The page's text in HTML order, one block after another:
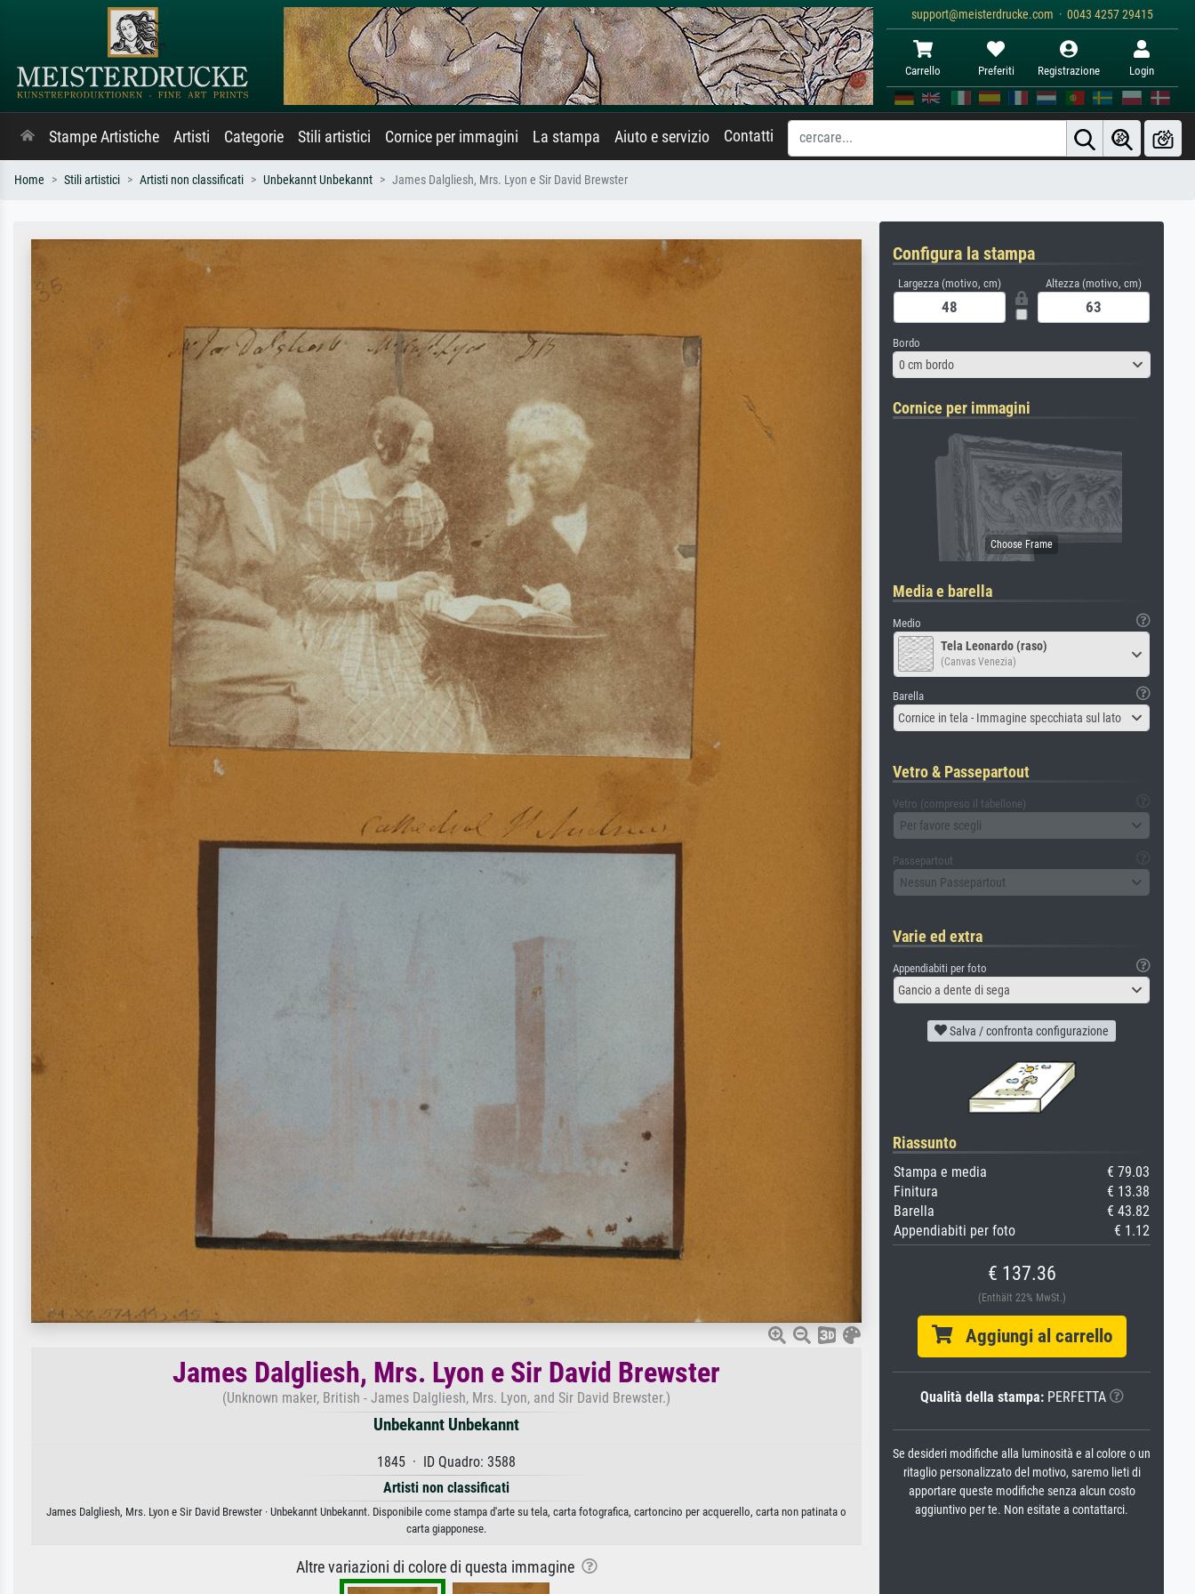
support@meisterdrucke.com · 0043 4257 29415
Carrello Preferiti Registrazione Login
Stampe Artistiche Artisti Categorie Stili artistici Cornice per immagini La stampa Aiuto e servizio Contatti
Home Stili artistici Artisti non classificati Unbekannt Unbekannt James Dalgliesh, Mrs. Lyon e Sir David Brewster
James Dalgliesh, Mrs. Lyon e Sir David Brewster
(Unknown maker, British - James Dalgliesh, Mrs. Lyon, and Sir David Brewster.)
Unbekannt Unbekannt
1845 · ID Quadro: 3588
Artisti non classificati
James Dalgliesh, Mrs. Lyon e Sir David Brewster · Unbekannt Unbekannt. Disponibile come stampa d'arte su tela, carta fotografica, cartoncino per acquerello, carta non patinata o
carta giapponese.
Altre variazioni di colore di questa immagine
Configura la stampa
Largezza (motivo, cm) Altezza (motivo, cm)
Bordo
0 cm bordo
Cornice per immagini
Media e barella
Medio
Tela Leonardo (raso)
(Canvas Venezia)
Barella
Cornice in tela - Immagine specchiata sul lato
Vetro & Passepartout
Vetro (compreso il tabellone)
Per favore scegli
Passepartout
Nessun Passepartout
Varie ed extra
Appendiabiti per foto
Gancio a dente di sega
Salva / confronta configurazione
Riassunto
Stampa e media
€ 79.03
Finitura
€ 13.38
Barella
€ 43.82
Appendiabiti per foto
€ 1.12
€ 137.36
(Enthält 22% MwSt.)
Aggiungi al carrello
Qualità della stampa:PERFETTA
Se desideri modifiche alla luminosità e al colore o un
ritaglio personalizzato del motivo, saremo lieti di
apportare queste modifiche senza alcun costo
aggiuntivo per te. Non esitate a contattarci.